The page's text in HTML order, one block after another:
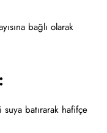
bağlı olarak
batırarak hafifçe